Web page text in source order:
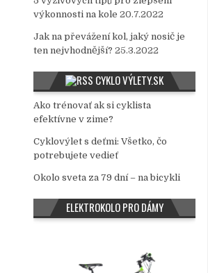
výkonnosti na kole 20.7.2022
Jak na převážení kol, jaký nosič je
ten nejvhodnější? 25.3.2022
CYKLO VÝLETY.SK
Ako trénovať ak si cyklista
efektívne v zime?
Cyklovýlet s deťmi: Všetko, čo
potrebujete vedieť
Okolo sveta za 79 dní – na bicykli
ELEKTROKOLO PRO DÁMY